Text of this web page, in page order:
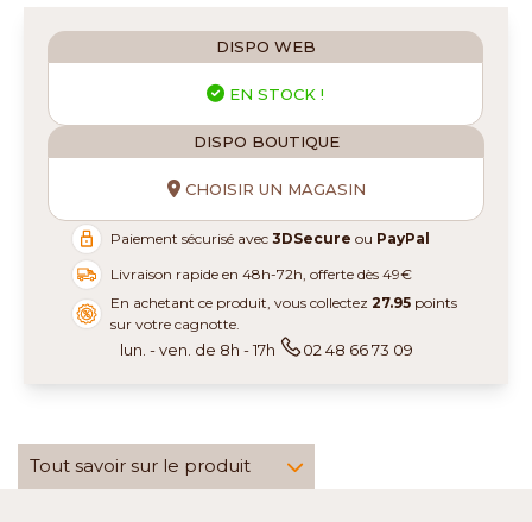
DISPO WEB
EN STOCK !
DISPO BOUTIQUE
CHOISIR UN MAGASIN
Paiement sécurisé avec3DSecure ou PayPal
Livraison rapide en 48h-72h, offerte dès 49€
En achetant ce produit, vous collectez27.95 points
sur votre cagnotte.
lun. - ven. de 8h - 17h 02 48 66 73 09
Tout savoir sur le produit